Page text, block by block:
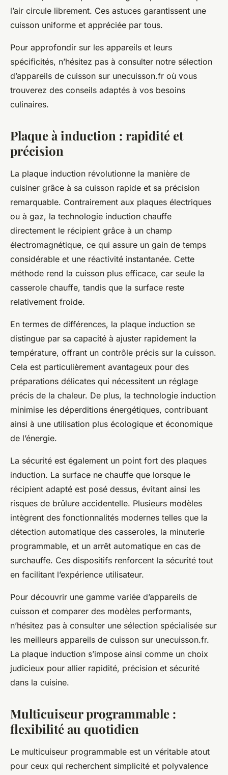
l’air circule librement. Ces astuces garantissent une
cuisson uniforme et appréciée par tous.
Pour approfondir sur les appareils et leurs
spécificités, n’hésitez pas à consulter notre sélection
d’appareils de cuisson sur unecuisson.fr où vous
trouverez des conseils adaptés à vos besoins
culinaires.
Plaque à induction : rapidité et
précision
La plaque induction révolutionne la manière de
cuisiner grâce à sa cuisson rapide et sa précision
remarquable. Contrairement aux plaques électriques
ou à gaz, la technologie induction chauffe
directement le récipient grâce à un champ
électromagnétique, ce qui assure un gain de temps
considérable et une réactivité instantanée. Cette
méthode rend la cuisson plus efficace, car seule la
casserole chauffe, tandis que la surface reste
relativement froide.
En termes de différences, la plaque induction se
distingue par sa capacité à ajuster rapidement la
température, offrant un contrôle précis sur la cuisson.
Cela est particulièrement avantageux pour des
préparations délicates qui nécessitent un réglage
précis de la chaleur. De plus, la technologie induction
minimise les déperditions énergétiques, contribuant
ainsi à une utilisation plus écologique et économique
de l’énergie.
La sécurité est également un point fort des plaques
induction. La surface ne chauffe que lorsque le
récipient adapté est posé dessus, évitant ainsi les
risques de brûlure accidentelle. Plusieurs modèles
intègrent des fonctionnalités modernes telles que la
détection automatique des casseroles, la minuterie
programmable, et un arrêt automatique en cas de
surchauffe. Ces dispositifs renforcent la sécurité tout
en facilitant l’expérience utilisateur.
Pour découvrir une gamme variée d’appareils de
cuisson et comparer des modèles performants,
n’hésitez pas à consulter une sélection spécialisée sur
les meilleurs appareils de cuisson sur unecuisson.fr.
La plaque induction s’impose ainsi comme un choix
judicieux pour allier rapidité, précision et sécurité
dans la cuisine.
Multicuiseur programmable :
flexibilité au quotidien
Le multicuiseur programmable est un véritable atout
pour ceux qui recherchent simplicité et polyvalence